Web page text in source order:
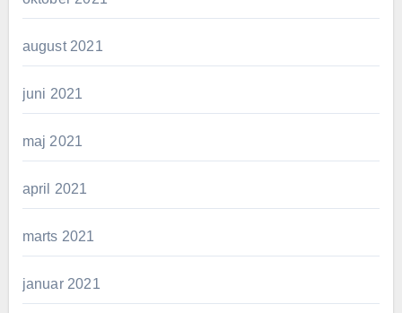
august 2021
juni 2021
maj 2021
april 2021
marts 2021
januar 2021